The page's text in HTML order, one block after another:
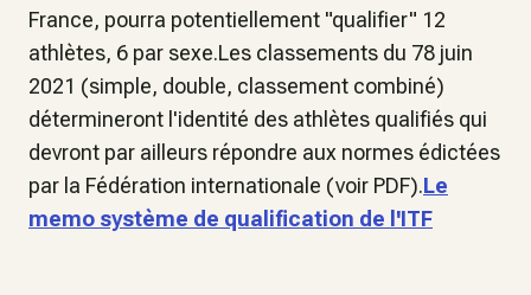
France, pourra potentiellement "qualifier" 12
athlètes, 6 par sexe.Les classements du 78 juin
2021 (simple, double, classement combiné)
détermineront l'identité des athlètes qualifiés qui
devront par ailleurs répondre aux normes édictées
par la Fédération internationale (voir PDF).Le
memo système de qualification de l'ITF